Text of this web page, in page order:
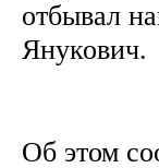
отбывал
Янукович.
Об этом